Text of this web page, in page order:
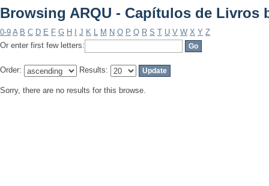
Browsing ARQU - Capítulos de Livros
0-9 A B C D E F G H J K L M N O P Q R S T U V W X Y Z
Or enter first few letters:
Order: Results:
Sorry, there are no results for this browse.